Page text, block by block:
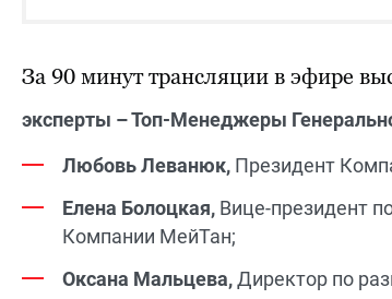
За 90 минут трансляции в эфире
эксперты – Топ-Менеджеры
Любовь Леванюк, Президент
Елена Болоцкая, Вице-президент
Компании МейТан;
Оксана Мальцева,Директор по